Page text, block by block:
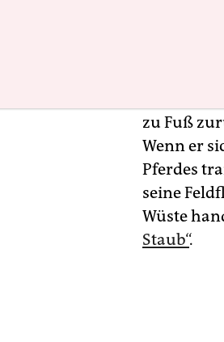
zu Fuß
Wenn er
Pferdes
seine
Wüste
Staub“.